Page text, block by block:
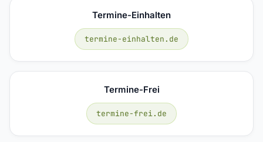
Termine-Einhalten
termine-einhalten.de
Termine-Frei
termine-frei.de